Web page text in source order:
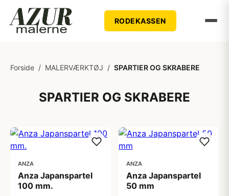
RODEKASSEN
Forside / MALERVÆRKTØJ / SPARTlER OG SKRABERE
SPARTlER OG SKRABERE
ANZA
Anza Japanspartel
100 mm.
ANZA
Anza Japanspartel
50 mm